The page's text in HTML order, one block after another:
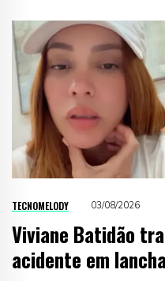
TECNOMELODY 03/08/2026
Viviane Batidão
acidente em